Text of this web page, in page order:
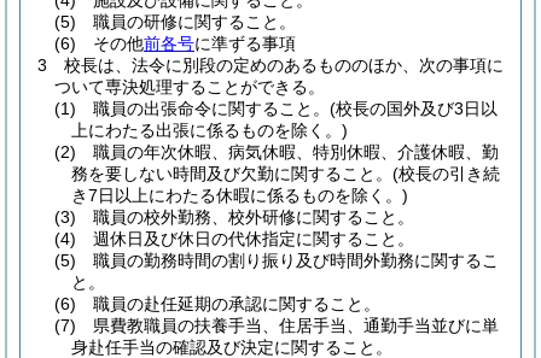
(5)
職員の研修に関すること。
(6)
その他前各号に準ずる事項
3
校長は、法令に別段の定めのあるもののほか、次の事項に
ついて専決処理することができる。
(1)
職員の出張命令に関すること。 (校長の国外及び3日以
上にわたる出張に係るものを除く。)
(2)
職員の年次休暇、病気休暇、特別休暇、介護休暇、勤
務を要しない時間及び欠勤に関すること。 (校長の引き続
き7日以上にわたる休暇に係るものを除く。)
(3)
職員の校外勤務、校外研修に関すること。
(4)
週休日及び休日の代休指定に関すること。
(5)
職員の勤務時間の割り振り及び時間外勤務に関するこ
と。
(6)
職員の赴任延期の承認に関すること。
(7)
県費教職員の扶養手当、住居手当、通勤手当並びに単
身赴任手当の確認及び決定に関すること。